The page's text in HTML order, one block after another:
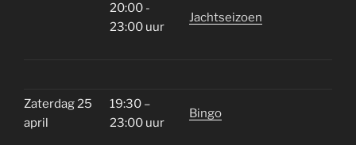
20:00 -
23:00 uur
Jachtseizoen
Zaterdag 25
april
19:30 –
23:00 uur
Bingo